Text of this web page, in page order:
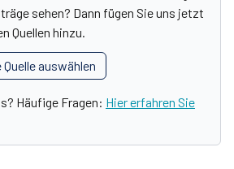
sehen? Dann fügen Sie uns jetzt
Quellen hinzu.
auswählen
Häufige Fragen: Hier erfahren Sie